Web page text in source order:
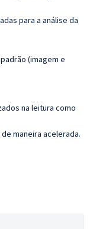
para a análise da
(imagem e
na leitura como
maneira acelerada.